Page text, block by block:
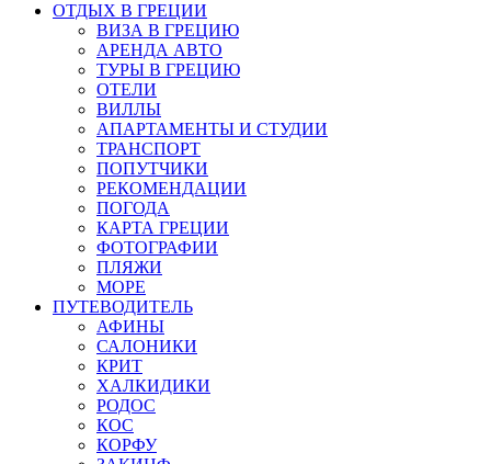
ОТДЫХ В ГРЕЦИИ
ВИЗА В ГРЕЦИЮ
АРЕНДА АВТО
ТУРЫ В ГРЕЦИЮ
ОТЕЛИ
ВИЛЛЫ
АПАРТАМЕНТЫ И СТУДИИ
ТРАНСПОРТ
ПОПУТЧИКИ
РЕКОМЕНДАЦИИ
ПОГОДА
КАРТА ГРЕЦИИ
ФОТОГРАФИИ
ПЛЯЖИ
МОРЕ
ПУТЕВОДИТЕЛЬ
АФИНЫ
САЛОНИКИ
КРИТ
ХАЛКИДИКИ
РОДОС
КОС
КОРФУ